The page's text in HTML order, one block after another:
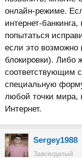
онлайн-режиме.
интернет-
попытаться
если это возможно
блокировки). Либо
соответствующим
специальную
любой точки мира,
Интернет.
Sergey1988
Завсегдатый